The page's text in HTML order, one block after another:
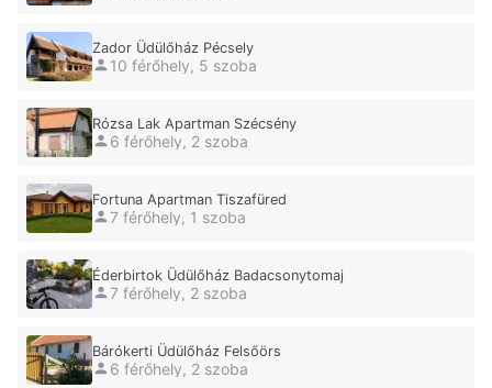
Zador Üdülőház Pécsely
10 férőhely, 5 szoba
Rózsa Lak Apartman Szécsény
6 férőhely, 2 szoba
Fortuna Apartman Tiszafüred
7 férőhely, 1 szoba
Éderbirtok Üdülőház Badacsonytomaj
7 férőhely, 2 szoba
Bárókerti Üdülőház Felsőörs
6 férőhely, 2 szoba